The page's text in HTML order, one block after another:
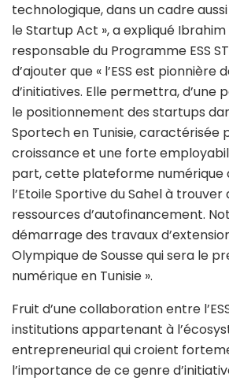
technologique, dans un cadre
le Startup Act », a expliqué Ibrahim
responsable du Programme ESS
d’ajouter que « l’ESS est pionnière
d’initiatives. Elle permettra, d’une
le positionnement des startups
Sportech en Tunisie, caractérisée
croissance et une forte
part, cette plateforme numérique
l’Etoile Sportive du Sahel à trouver
ressources d’autofinancement.
démarrage des travaux
Olympique de Sousse qui sera le
numérique en Tunisie ».
Fruit d’une collaboration entre
institutions appartenant à
entrepreneurial qui croient
l’importance de ce genre